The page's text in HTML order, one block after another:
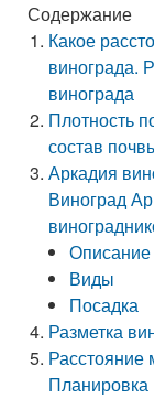
Содержание
Какое
винограда.
винограда
Плотность
состав
Аркадия
Виноград
Описание
Виды
Посадка
Разметка
Расстояние
Планировка